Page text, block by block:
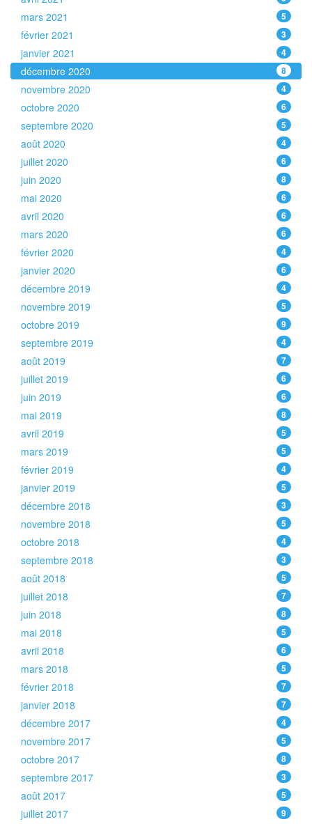
mars 2021 5
février 2021 3
janvier 2021 4
décembre 2020 8
novembre 2020 4
octobre 2020 6
septembre 2020 5
août 2020 4
juillet 2020 6
juin 2020 8
mai 2020 6
avril 2020 6
mars 2020 6
février 2020 4
janvier 2020 6
décembre 2019 4
novembre 2019 5
octobre 2019 9
septembre 2019 4
août 2019 7
juillet 2019 6
juin 2019 6
mai 2019 8
avril 2019 5
mars 2019 5
février 2019 4
janvier 2019 5
décembre 2018 3
novembre 2018 5
octobre 2018 4
septembre 2018 3
août 2018 5
juillet 2018 7
juin 2018 8
mai 2018 5
avril 2018 6
mars 2018 5
février 2018 7
janvier 2018 7
décembre 2017 4
novembre 2017 5
octobre 2017 8
septembre 2017 3
août 2017 5
juillet 2017 9